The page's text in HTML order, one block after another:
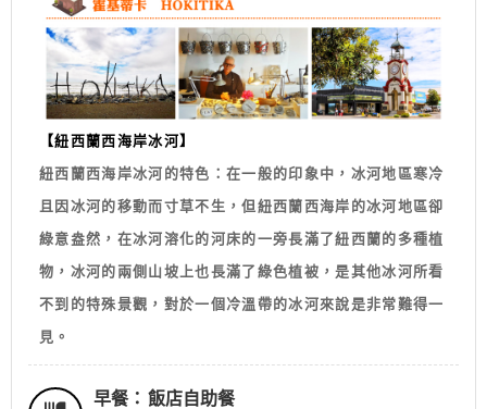
【紐西蘭西海岸冰河】
紐西蘭西海岸冰河 的特色：在一般的印象中，冰河地區寒冷
且因冰河的移動而寸草不生，但紐西蘭西海岸的冰河地區卻
綠意盎然，在冰河溶化的河床的一旁長滿了紐西蘭的多種植
物，冰河的兩側山坡上也長滿了綠色植被，是其他冰河所看
不到的特殊景觀，對於一個冷溫帶的冰河來說是非常難得一
見。
早餐： 飯店自助餐